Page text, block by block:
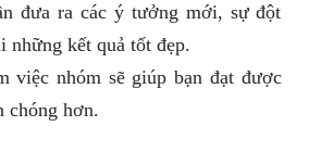
đưa ra các ý tưởng mới, sự đột
những kết quả tốt đẹp.
việc nhóm sẽ giúp bạn đạt được
chóng hơn.